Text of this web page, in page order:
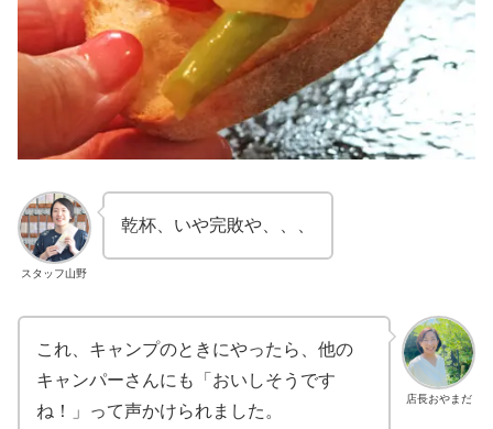
スタッフ山野
乾杯、いや完敗や、、、
店長おやまだ
これ、キャンプのときにやったら、他の
キャンパーさんにも「おいしそうです
ね！」って声かけられました。